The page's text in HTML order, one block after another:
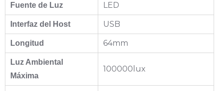
Fuente de Luz LED
Interfaz del Host USB
Longitud 64mm
Luz Ambiental
Máxima
100000lux